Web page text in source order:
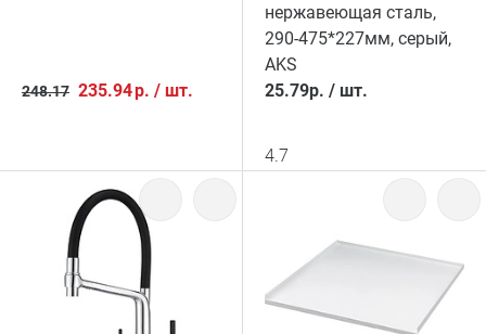
248.17 235.94р. / шт.
нержавеющая сталь,
290-475*227мм, серый,
AKS
25.79р. / шт.
4.7